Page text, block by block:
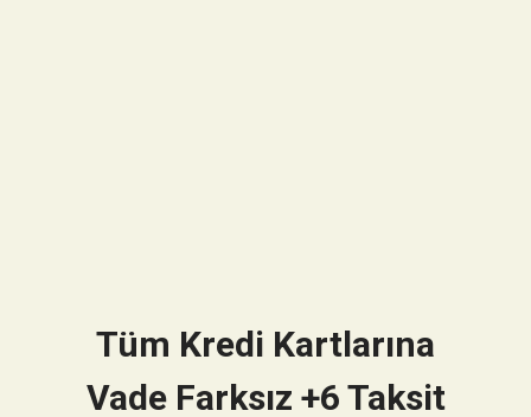
Tüm Kredi Kartlarına
Vade Farksız +6 Taksit